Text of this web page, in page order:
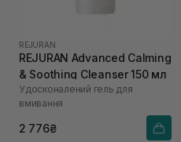
REJURAN
REJURAN Advanced Calming
& Soothing Cleanser 150 мл
Удосконалений гель для
вмивання
2 776₴